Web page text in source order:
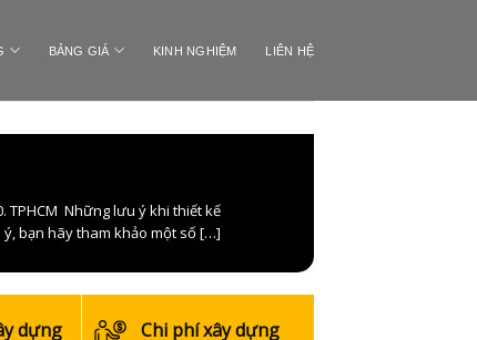
BẢNG GIÁ KINH NGHIỆM LIÊN HỆ
TPHCM Những lưu ý khi thiết kế
bạn hãy tham khảo một số […]
dựng Chi phí xây dựng